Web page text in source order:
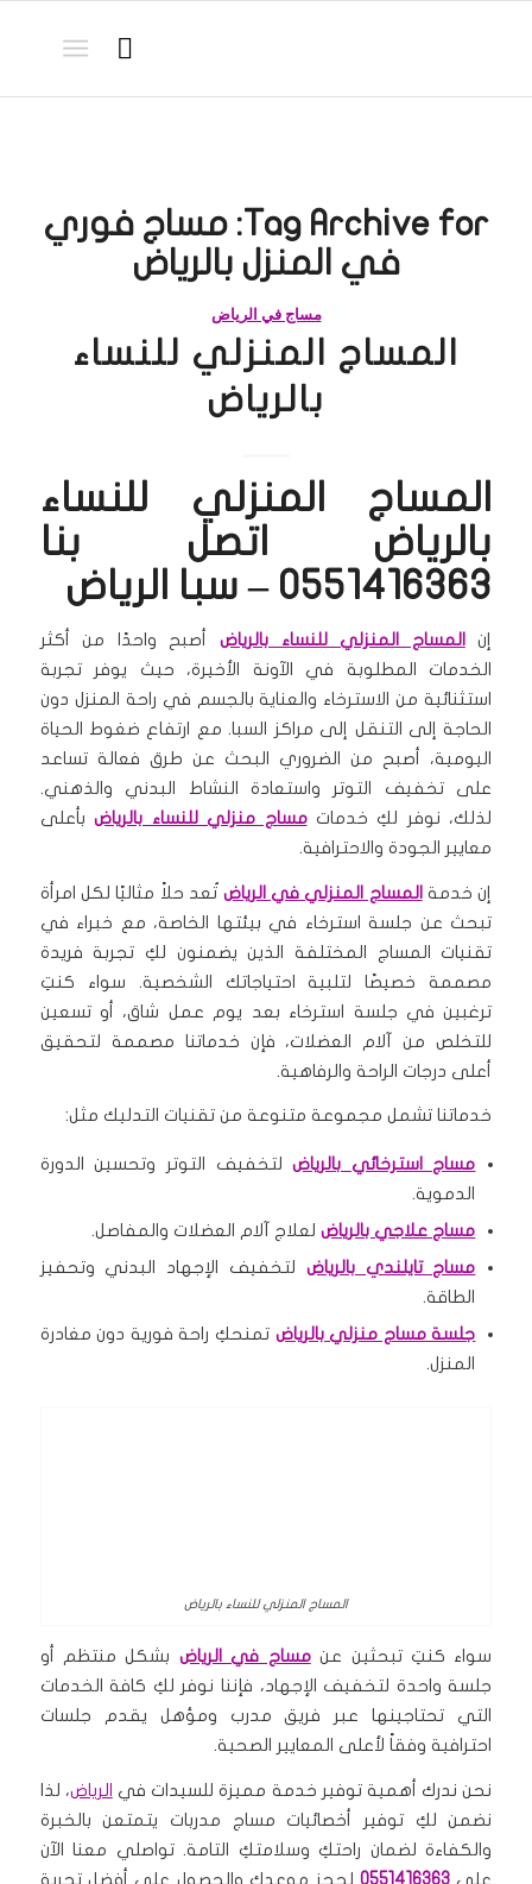
Tag Archive for: مساج فوري
في المنزل بالرياض
مساج في الرياض
المساج المنزلي للنساء
بالرياض
المساج المنزلي للنساء
بالرياض اتصل بنا
0551416363 – سبا الرياض
إن المساج المنزلي للنساء بالرياضأصبح واحدًا من أكثر
الخدمات المطلوبة في الآونة الأخيرة، حيث يوفر تجربة
استثنائية من الاسترخاء والعناية بالجسم في راحة المنزل دون
الحاجة إلى التنقل إلى مراكز السبا. مع ارتفاع ضغوط الحياة
اليومية، أصبح من الضروري البحث عن طرق فعالة تساعد
على تخفيف التوتر واستعادة النشاط البدني والذهني.
لذلك، نوفر لكِ خدماتمساج منزلي للنساء بالرياضبأعلى
معايير الجودة والاحترافية.
إن خدمة المساج المنزلي في الرياض تُعد حلاً مثاليًا لكل امرأة
تبحث عن جلسة استرخاء في بيئتها الخاصة، مع خبراء في
تقنيات المساج المختلفة الذين يضمنون لكِ تجربة فريدة
مصممة خصيصًا لتلبية احتياجاتك الشخصية. سواء كنتِ
ترغبين في جلسة استرخاء بعد يوم عمل شاق، أو تسعين
للتخلص من آلام العضلات، فإن خدماتنا مصممة لتحقيق
أعلى درجات الراحة والرفاهية.
خدماتنا تشمل مجموعة متنوعة من تقنيات التدليك مثل:
مساج استرخائي بالرياضلتخفيف التوتر وتحسين الدورة
الدموية.
مساج علاجي بالرياضلعلاج آلام العضلات والمفاصل.
مساج تايلندي بالرياض لتخفيف الإجهاد البدني وتحفيز
الطاقة.
جلسة مساج منزلي بالرياض تمنحكِ راحة فورية دون مغادرة
المنزل.
المساج المنزلي للنساء بالرياض
سواء كنتِ تبحثين عنمساج في الرياض بشكل منتظم أو
جلسة واحدة لتخفيف الإجهاد، فإننا نوفر لكِ كافة الخدمات
التي تحتاجينها عبر فريق مدرب ومؤهل يقدم جلسات
احترافية وفقاً لأعلى المعايير الصحية.
نحن ندرك أهمية توفير خدمة مميزة للسيدات في الرياض، لذا
نضمن لكِ توفير أخصائيات مساج مدربات يتمتعن بالخبرة
والكفاءة لضمان راحتكِ وسلامتكِ التامة. تواصلي معنا الآن
على 0551416363لحجز موعدكِ والحصول على أفضل تجربة